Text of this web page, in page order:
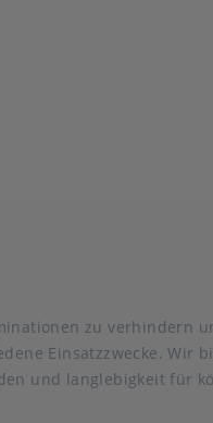
zu verhindern
Einsatzzwecke. Wir
und langlebigkeit für